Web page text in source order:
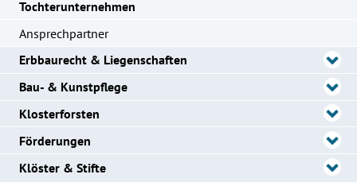
Tochterunternehmen
Ansprechpartner
Erbbaurecht & Liegenschaften
Bau- & Kunstpflege
Klosterforsten
Förderungen
Klöster & Stifte